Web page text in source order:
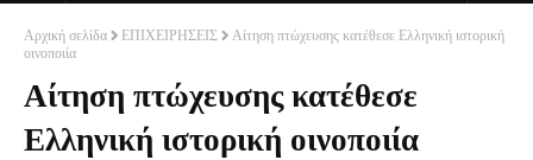
Αρχική σελίδα ΕΠΙΧΕΙΡΗΣΕΙΣ
Αίτηση πτώχευσης κατέθεσε Ελληνική ιστορική
οινοποιία
Αίτηση πτώχευσης κατέθεσε
Ελληνική ιστορική οινοποιία